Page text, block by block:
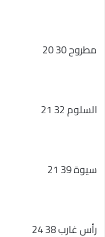
مطروح 30 20
السلوم 32 21
سيوة 39 21
رأس غارب 38 24